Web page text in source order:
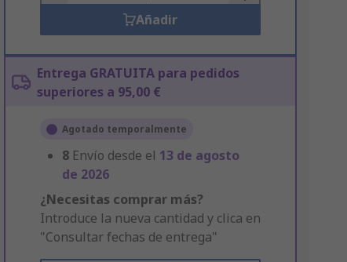
Añadir
Entrega GRATUITA para pedidos
superiores a 95,00 €
Agotado temporalmente
8 Envío desde el 13 de agosto
de 2026
¿Necesitas comprar más?
Introduce la nueva cantidad y clica en
"Consultar fechas de entrega"